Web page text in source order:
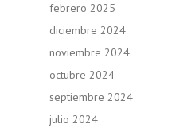
febrero 2025
diciembre 2024
noviembre 2024
octubre 2024
septiembre 2024
julio 2024